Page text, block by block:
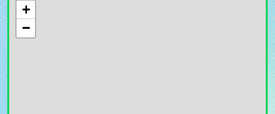
+
−